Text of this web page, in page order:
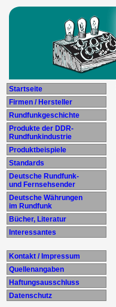
Startseite
Firmen / Hersteller
Rundfunkgeschichte
Produkte der DDR-
Rundfunkindustrie
Produktbeispiele
Standards
Deutsche Rundfunk-
und Fernsehsender
Deutsche Währungen
im Rundfunk
Bücher, Literatur
Interessantes
Kontakt / Impressum
Quellenangaben
Haftungsausschluss
Datenschutz